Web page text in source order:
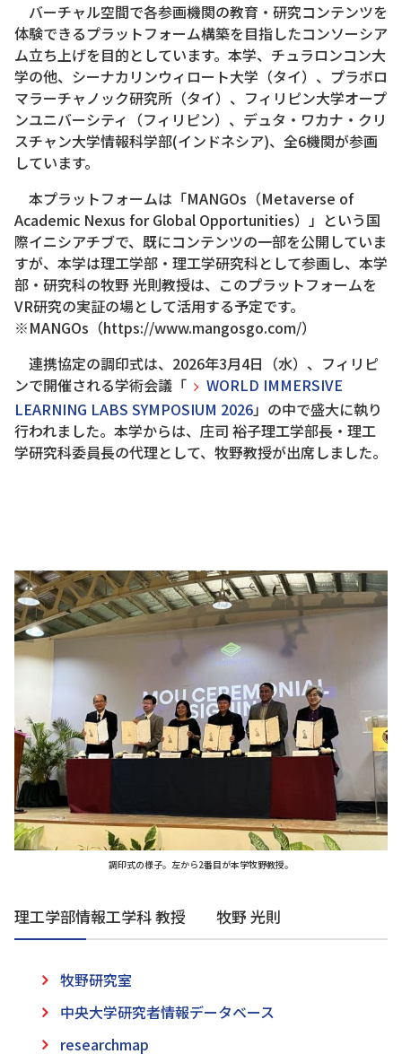
バーチャル空間で各参画機関の教育・研究コンテンツを
体験できるプラットフォーム構築を目指したコンソーシア
ム立ち上げを目的としています。本学、チュラロンコン大
学の他、シーナカリンウィロート大学（タイ）、プラボロ
マラーチャノック研究所（タイ）、フィリピン大学オープ
ンユニバーシティ（フィリピン）、デュタ・ワカナ・クリ
スチャン大学情報科学部(インドネシア)、全6機関が参画
しています。
本プラットフォームは「MANGOs（Metaverse of
Academic Nexus for Global Opportunities）」という国
際イニシアチブで、既にコンテンツの一部を公開していま
すが、本学は理工学部・理工学研究科として参画し、本学
部・研究科の牧野 光則教授は、このプラットフォームを
VR研究の実証の場として活用する予定です。
※MANGOs（https://www.mangosgo.com/）
連携協定の調印式は、2026年3月4日（水）、フィリピ
ンで開催される学術会議「
WORLD IMMERSIVE
LEARNING LABS SYMPOSIUM 2026」の中で盛大に執り
行われました。本学からは、庄司 裕子理工学部長・理工
学研究科委員長の代理として、牧野教授が出席しました。
調印式の様子。左から2番目が本学牧野教授。
理工学部情報工学科 教授 牧野 光則
牧野研究室
中央大学研究者情報データベース
researchmap